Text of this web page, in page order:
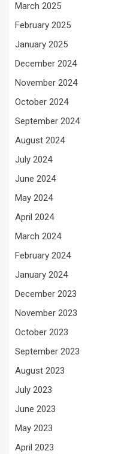
March 2025
February 2025
January 2025
December 2024
November 2024
October 2024
September 2024
August 2024
July 2024
June 2024
May 2024
April 2024
March 2024
February 2024
January 2024
December 2023
November 2023
October 2023
September 2023
August 2023
July 2023
June 2023
May 2023
April 2023